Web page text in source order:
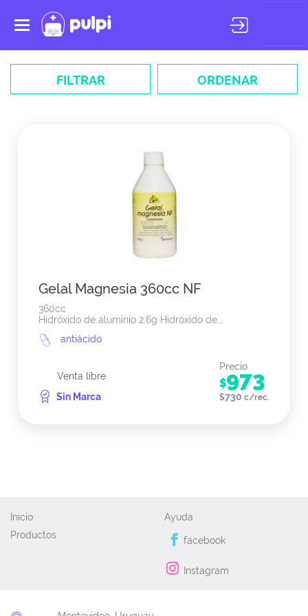
Toggle
navigation
FILTRAR ORDENAR
Gelal Magnesia 360cc NF
360cc
Hidróxido de aluminio 2.6g Hidróxido de...
antiácido
Venta libre
Sin Marca
Precio
$973
$730 c/rec.
Inicio
Productos
Ayuda
facebook
Instagram